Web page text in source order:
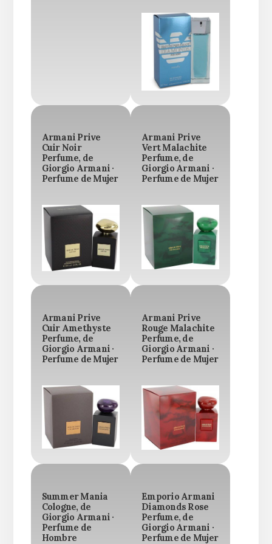
Armani Prive
Cuir Noir
Perfume, de
Giorgio Armani ·
Perfume de Mujer
Armani Prive
Vert Malachite
Perfume, de
Giorgio Armani ·
Perfume de Mujer
Armani Prive
Cuir Amethyste
Perfume, de
Giorgio Armani ·
Perfume de Mujer
Armani Prive
Rouge Malachite
Perfume, de
Giorgio Armani ·
Perfume de Mujer
Summer Mania
Cologne, de
Giorgio Armani ·
Perfume de
Hombre
Emporio Armani
Diamonds Rose
Perfume, de
Giorgio Armani ·
Perfume de Mujer